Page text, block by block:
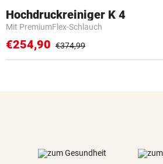
Hochdruckreiniger K 4
Mit PremiumFlex-Schlauch
€254,90 €374,99